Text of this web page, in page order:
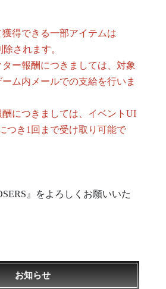
得できる一部アイテムは
除されます。
ー報酬につきましては、対象
ム内メールでの支給を行いま
につきましては、イベントUI
つき1回まで受け取り可能で
』をよろしくお願いいた
お知らせ